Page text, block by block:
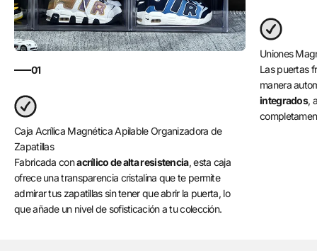
01
Caja Acrílica Magnética Apilable Organizadora de
Zapatillas
Fabricada conacrílico de alta resistencia, esta caja
ofrece una transparencia cristalina que te permite
admirar tus zapatillas sin tener que abrir la puerta, lo
que añade un nivel de sofisticación a tu colección.
Uniones
Las puertas
manera
integrados,